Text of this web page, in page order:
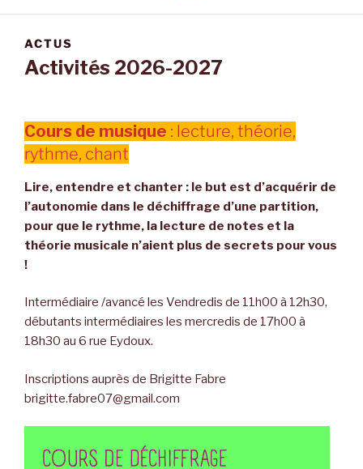
ACTUS
Activités 2026-2027
Cours de musique : lecture, théorie,
rythme, chant
Lire, entendre et chanter : le but est d’acquérir de
l’autonomie dans le déchiffrage d’une partition,
pour que le rythme, la lecture de notes et la
théorie musicale n’aient plus de secrets pour vous
!
Intermédiaire /avancé les Vendredis de 11h00 à 12h30,
débutants intermédiaires les mercredis de 17h00 à
18h30 au 6 rue Eydoux.
Inscriptions auprès de Brigitte Fabre
brigitte.fabre07@gmail.com